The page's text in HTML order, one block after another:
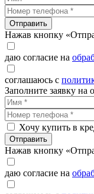
Отправить
Нажав кнопку
даю согласие на
соглашаюсь с
Заполните заявку на
Хочу купить в
Отправить
Нажав кнопку
даю согласие на